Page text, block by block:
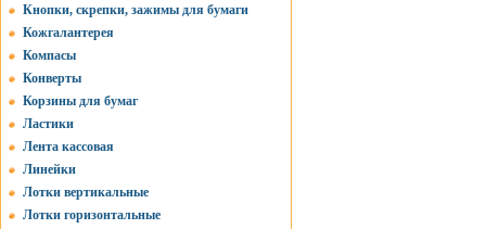
Кнопки, скрепки, зажимы для бумаги
Кожгалантерея
Компасы
Конверты
Корзины для бумаг
Ластики
Лента кассовая
Линейки
Лотки вертикальные
Лотки горизонтальные